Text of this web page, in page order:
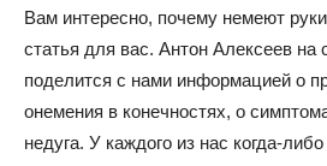
Вам интересно, почему немеют руки
статья для вас. Антон Алексеев на
поделится с нами информацией о
онемения в конечностях, о
недуга. У каждого из нас когда-